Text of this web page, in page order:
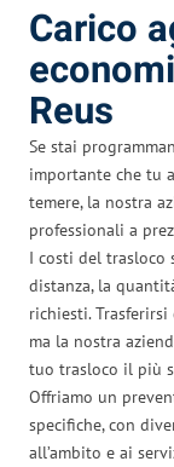
Carico
Reus
Se stai
importante che tu
temere, la nostra
professionali a
I costi del trasloco
distanza, la
richiesti. Trasferirsi
ma la nostra
tuo trasloco il più
Offriamo un
specifiche, con
all’ambito e ai